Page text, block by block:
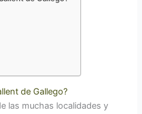
de Gallego?
las muchas localidades y